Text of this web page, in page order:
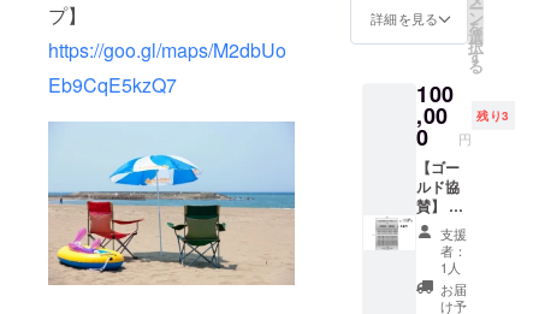
プ】
https://goo.gl/maps/M2dbUo
Eb9CqE5kzQ7
ぞれの
備考欄
に掲載
の名前
を入力
して下
さい。
※7/22（
海の
日）10
時～15
時まで
海上遊
中
160×60
・恋人
達が集
う海岸
PR動画
のエン
ドロー
ルに名
前が入
る モ
ニュメ
ント＆
動画の
詳細を見る ー
ン
を
選
択
す
る
100
,00
0 円
残り3
【ゴー
ルド協
賛】 ・
モニュ
メント
に設置
するプ
レート
支援
者：
1人
お届
け予